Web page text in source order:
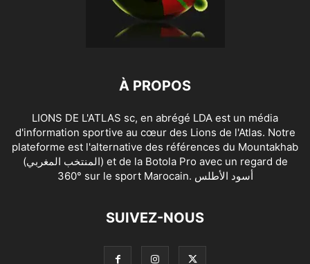
À PROPOS
LIONS DE L'ATLAS sc, en abrégé LDA est un média
d'information sportive au cœur des Lions de l'Atlas. Notre
plateforme est l'alternative des références du Mountakhab
(المنتخب المغربي) et de la Botola Pro avec un regard de
360° sur le sport Marocain. أسود الأطلس
SUIVEZ-NOUS